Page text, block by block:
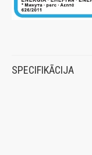
SPECIFIKĀCIJA